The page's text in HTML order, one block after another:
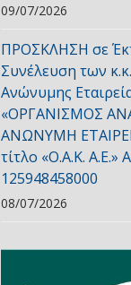
09/07/2026
ΠΡΟΣΚΛΗΣΗ σε
Συνέλευση των
Ανώνυμης
«ΟΡΓΑΝΙΣΜΟΣ
ΑΝΩΝΥΜΗ
τίτλο «Ο.Α.Κ. Α.Ε.»
125948458000
08/07/2026